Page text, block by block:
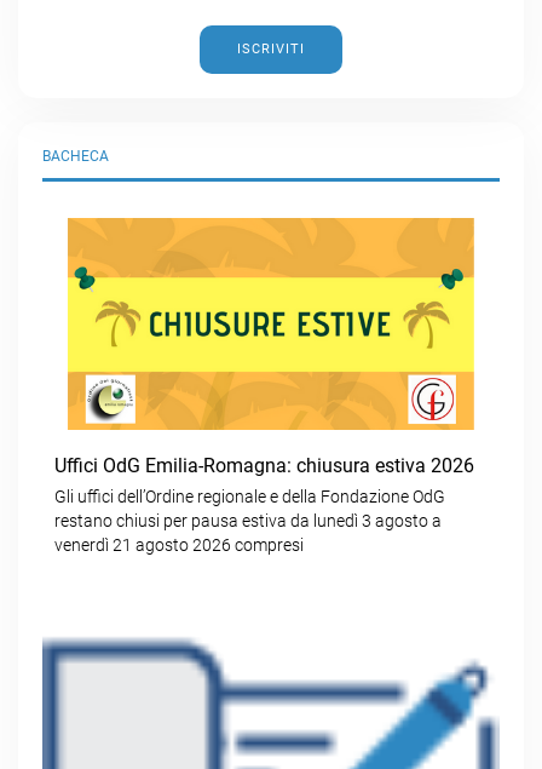
BACHECA
Uffici OdG Emilia-Romagna: chiusura estiva 2026
Gli uffici dell’Ordine regionale e della Fondazione OdG
restano chiusi per pausa estiva da lunedì 3 agosto a
venerdì 21 agosto 2026 compresi
ISCRIVITI